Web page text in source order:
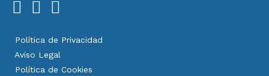
Política de Privacidad
Aviso Legal
Política de Cookies